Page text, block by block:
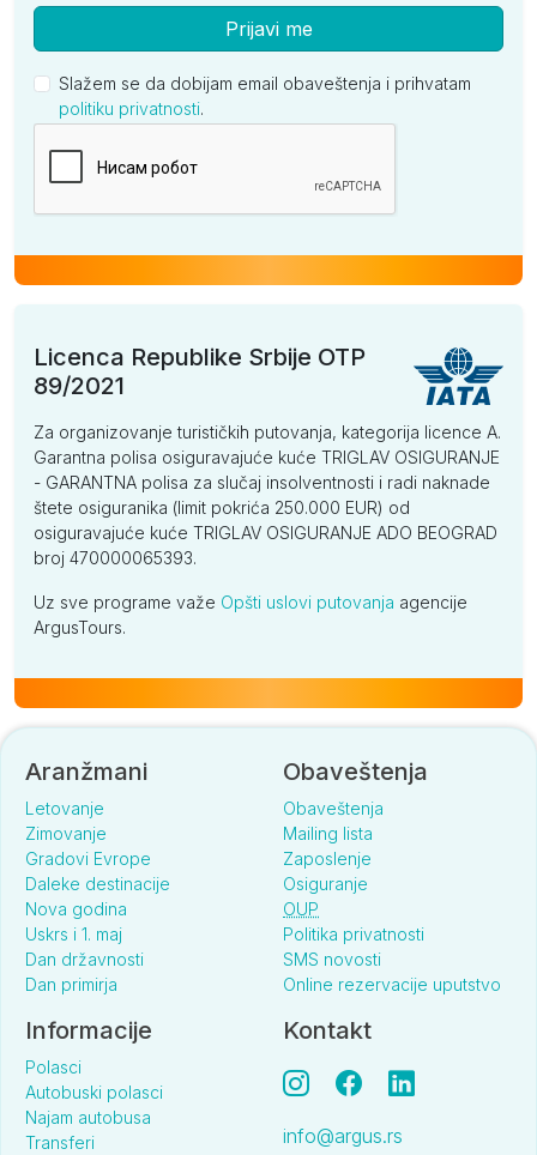
Prijavi me
Slažem se da dobijam email obaveštenja i prihvatam
politiku privatnosti.
Licenca Republike Srbije OTP
89/2021
Za organizovanje turističkih putovanja, kategorija licence A.
Garantna polisa osiguravajuće kuće TRIGLAV OSIGURANJE
- GARANTNA polisa za slučaj insolventnosti i radi naknade
štete osiguranika (limit pokrića 250.000 EUR) od
osiguravajuće kuće TRIGLAV OSIGURANJE ADO BEOGRAD
broj 470000065393.
Uz sve programe važe Opšti uslovi putovanja agencije
ArgusTours.
Aranžmani
Letovanje
Zimovanje
Gradovi Evrope
Daleke destinacije
Nova godina
Uskrs i 1. maj
Dan državnosti
Dan primirja
Obaveštenja
Obaveštenja
Mailing lista
Zaposlenje
Osiguranje
OUP
Politika privatnosti
SMS novosti
Online rezervacije uputstvo
Informacije
Polasci
Autobuski polasci
Najam autobusa
Transferi
Kontakt
info@argus.rs